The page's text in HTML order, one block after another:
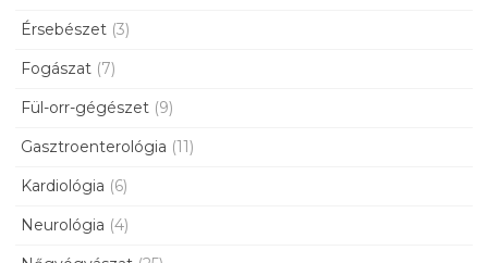
Érsebészet (3)
Fogászat (7)
Fül-orr-gégészet (9)
Gasztroenterológia (11)
Kardiológia (6)
Neurológia (4)